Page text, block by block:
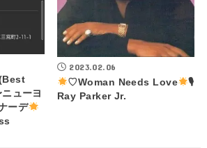
ューヨ
ーデ
2023.02.06
♡Woman Needs Love
🎙
Ray Parker Jr.